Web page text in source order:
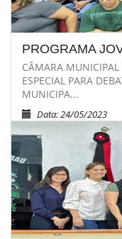
PROGRAMA
CÂMARA MUNICIPAL
ESPECIAL PARA
MUNICIPA...
Data: 24/05/2023